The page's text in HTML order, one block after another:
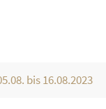
bis 16.08.2023